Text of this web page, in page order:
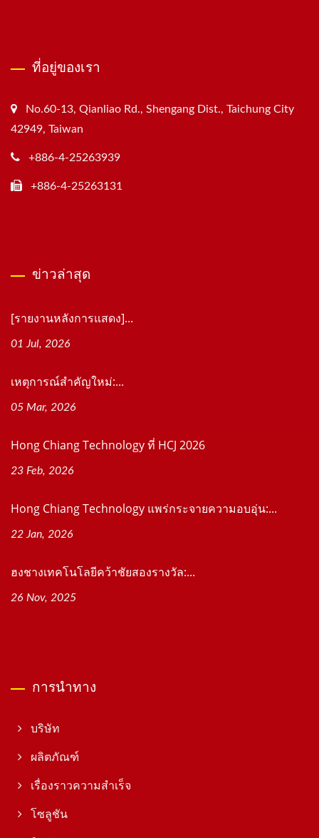
ที่อยู่ของเรา
No.60-13, Qianliao Rd., Shengang Dist., Taichung City
42949, Taiwan
+886-4-25263939
+886-4-25263131
ข่าวล่าสุด
[รายงานหลังการแสดง]...
01 Jul, 2026
เหตุการณ์สำคัญใหม่:...
05 Mar, 2026
Hong Chiang Technology ที่ HCJ 2026
23 Feb, 2026
Hong Chiang Technology แพร่กระจายความอบอุ่น:...
22 Jan, 2026
ฮงชางเทคโนโลยีคว้าชัยสองรางวัล:...
26 Nov, 2025
การนำทาง
บริษัท
ผลิตภัณฑ์
เรื่องราวความสำเร็จ
โซลูชัน